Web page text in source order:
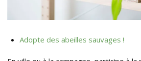
Adopte des abeilles sauvages !